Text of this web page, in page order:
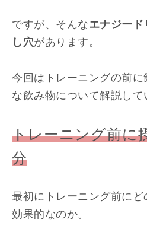
ですが、そんなエナジード
し穴があります。
今回はトレーニングの前
な飲み物について解説して
トレーニング前に
分
最初にトレーニング前にど
効果的なのか。